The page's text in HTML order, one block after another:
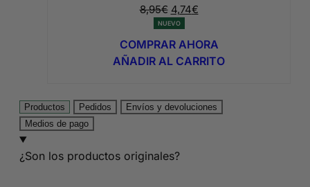
8,95€ El
precio
original
era:
8,95€.
4,74€El
actual
es:
4,74€.
NUEVO
COMPRAR AHORA
AÑADIR AL CARRITO
Productos Pedidos
Envíos y devoluciones
Medios de pago
¿Son los productos originales?